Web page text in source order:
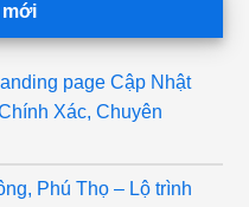
mới
page Cập Nhật
Xác, Chuyên
Phú Thọ – Lộ trình